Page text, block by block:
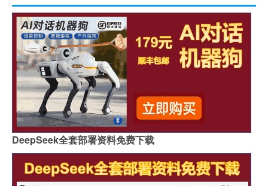
DeepSeek全套部署资料免费下载